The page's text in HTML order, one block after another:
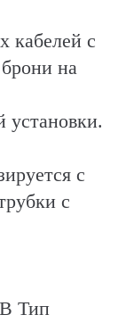
кабелей с
на
установки.
с
с
Тип